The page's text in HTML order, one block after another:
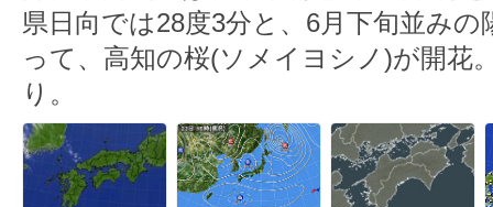
県日向では28度3分と、6月下旬並み
って、高知の桜(ソメイヨシノ)が開花
り。